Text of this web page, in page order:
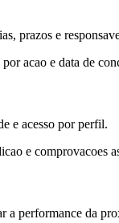
prazos e
acao e data de
e acesso por perfil.
e comprovacoes
a performance da